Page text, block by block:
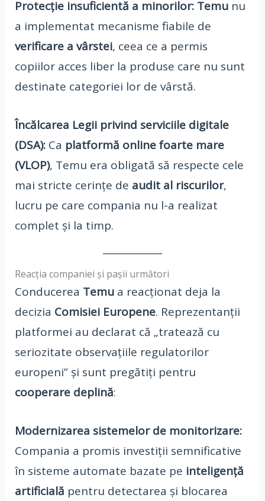
Protecție insuficientă a minorilor: Temunu
a implementat mecanisme fiabile de
verificare a vârstei, ceea ce a permis
copiilor acces liber la produse care nu sunt
destinate categoriei lor de vârstă.
Încălcarea Legii privind serviciile digitale
(DSA):Ca platformă online foarte mare
(VLOP), Temu era obligată să respecte cele
mai stricte cerințe de audit al riscurilor,
lucru pe care compania nu l-a realizat
complet și la timp.
Reacția companiei și pașii următori
Conducerea Temua reacționat deja la
decizia Comisiei Europene. Reprezentanții
platformei au declarat că „tratează cu
seriozitate observațiile regulatorilor
europeni” și sunt pregătiți pentru
cooperare deplină:
Modernizarea sistemelor de monitorizare:
Compania a promis investiții semnificative
în sisteme automate bazate pe inteligență
artificială pentru detectarea și blocarea